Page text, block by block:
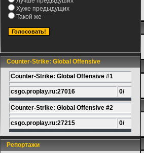
Хуже предыдущих
Такой же
Counter-Strike: Global Offensive
Counter-Strike: Global Offensive #1
csgo.proplay.ru:27016 0/
Counter-Strike: Global Offensive #2
csgo.proplay.ru:27215 0/
Репортажи